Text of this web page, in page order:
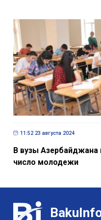
11:52 23 августа 2024
В вузы Азербайджана
число молодежи